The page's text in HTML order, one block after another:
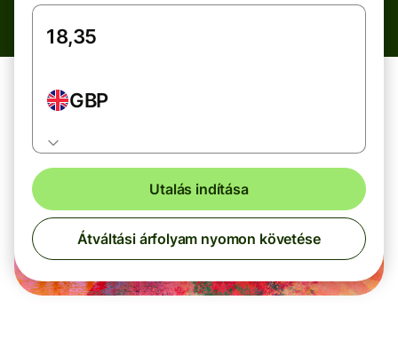
GBP
Utalás indítása
Átváltási árfolyam nyomon követése